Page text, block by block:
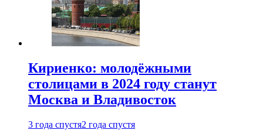
Кириенко: молодёжными
столицами в 2024 году станут
Москва и Владивосток
3 года спустя2 года спустя